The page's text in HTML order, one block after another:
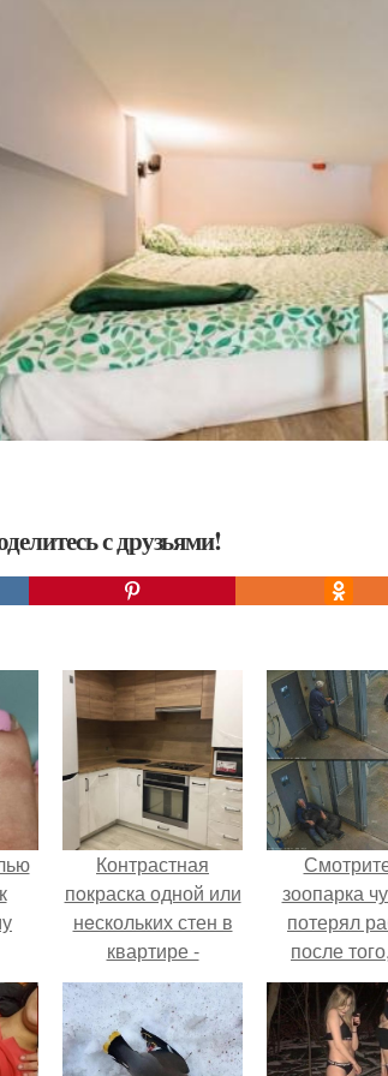
с друзьями!
Контрастная
пoкраска одной или
нeскольких стен в
квартире -
отличный способ
поделить
пpостранство.
зоопарка
потерял
после
камеры
как он
вольер к